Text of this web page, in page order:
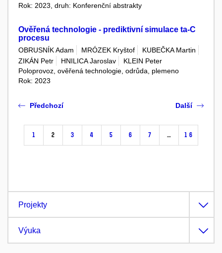
Rok: 2023, druh: Konferenční abstrakty
Ověřená technologie - prediktivní simulace ta-C
procesu
OBRUSNÍK Adam MRÓZEK Kryštof
KUBEČKA Martin
ZIKÁN Petr
HNILICA Jaroslav
KLEIN Peter
Poloprovoz, ověřená technologie, odrůda, plemeno
Rok: 2023
Předchozí
1 2 3 4 5 6 7 … 16
Další
Projekty
Výuka